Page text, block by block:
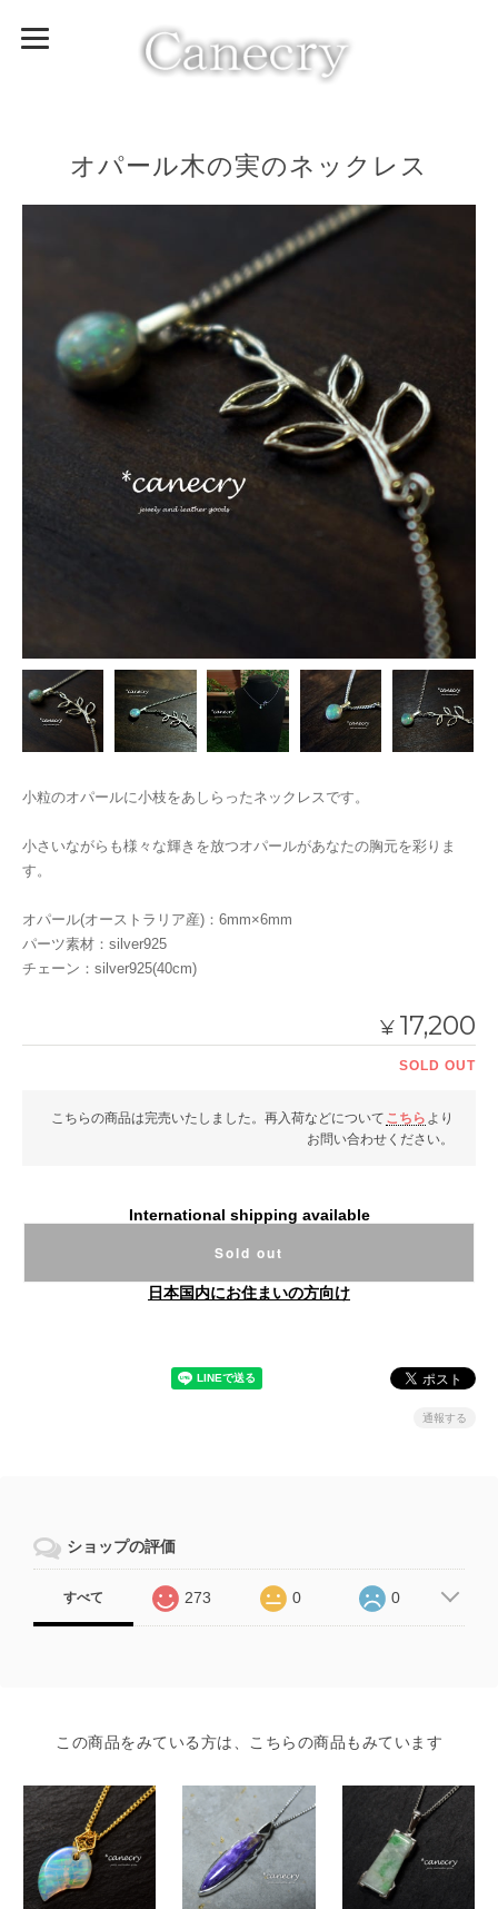
オパール木の実のネックレス
小粒のオパールに小枝をあしらったネックレスです。
小さいながらも様々な輝きを放つオパールがあなたの胸元を彩りま
す。
オパール(オーストラリア産)：6mm×6mm
パーツ素材：silver925
チェーン：silver925(40cm)
¥ 17,200
SOLD OUT
こちらの商品は完売いたしました。再入荷などについて こちら より
お問い合わせください。
International shipping available
Sold out
日本国内にお住まいの方向け
通報する
ショップの評価
すべて 273 0 0
この商品をみている方は、こちらの商品もみています